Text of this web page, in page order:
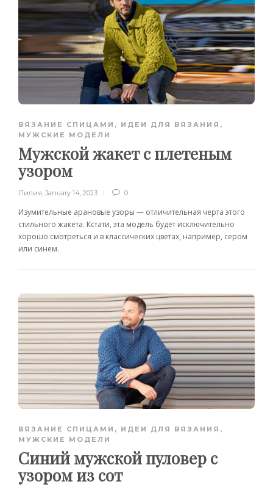
ВЯЗАНИЕ СПИЦАМИ , ИДЕИ ДЛЯ ВЯЗАНИЯ ,
МУЖСКИЕ МОДЕЛИ
Мужской жакет с плетеным
узором
Лилия January 14, 2023 0
Изумительные арановые узоры — отличительная черта этого
стильного жакета. Кстати, эта модель будет исключительно
хорошо смотреться и в классических цветах, например, сером
или синем.
ВЯЗАНИЕ СПИЦАМИ , ИДЕИ ДЛЯ ВЯЗАНИЯ ,
МУЖСКИЕ МОДЕЛИ
Синий мужской пуловер с
узором из сот